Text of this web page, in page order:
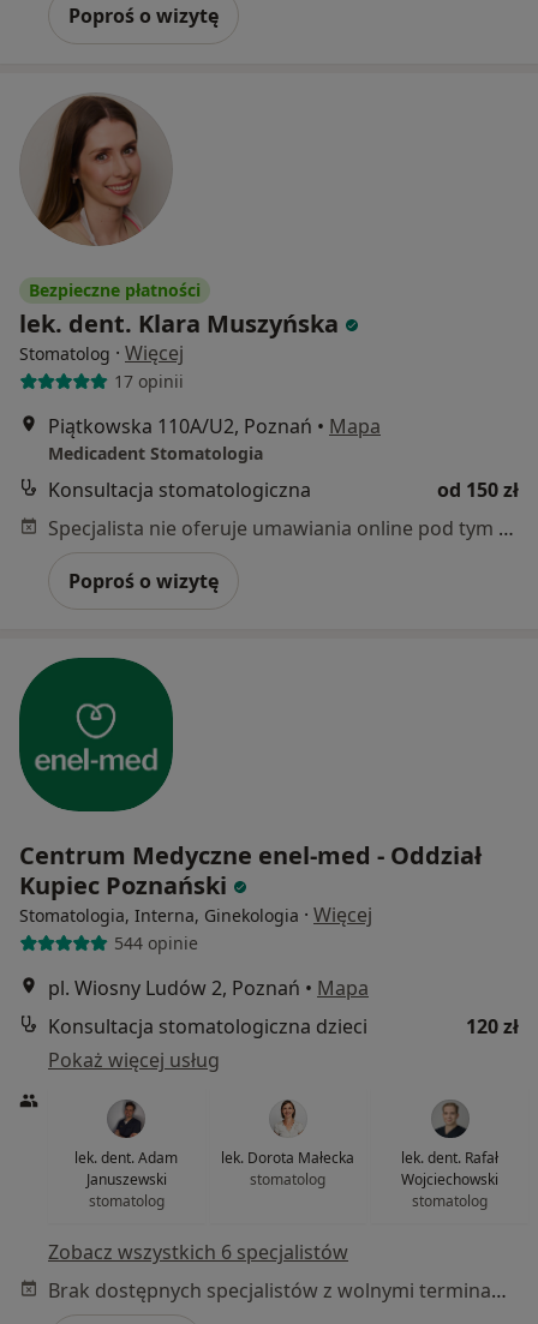
Poproś o wizytę
Bezpieczne płatności
lek. dent. Klara Muszyńska
Stomatolog · Więcej
17 opinii
Piątkowska 110A/U2, Poznań • Mapa
Medicadent Stomatologia
Konsultacja stomatologiczna
od 150 zł
Specjalista nie oferuje umawiania online pod tym adresem.
Poproś o wizytę
Centrum Medyczne enel-med - Oddział
Kupiec Poznański
Stomatologia, Interna, Ginekologia · Więcej
544 opinie
pl. Wiosny Ludów 2, Poznań • Mapa
Konsultacja stomatologiczna dzieci
120 zł
Pokaż więcej usług
lek. dent. Adam
Januszewski
stomatolog
lek. Dorota Małecka
stomatolog
lek. dent. Rafał
Wojciechowski
stomatolog
Zobacz wszystkich 6 specjalistów
Brak dostępnych specjalistów z wolnymi terminami w tym centrum medycznym.